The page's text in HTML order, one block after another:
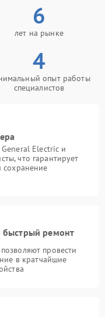
6
лет на рынке
4
опыт работы
специалистов
Electric и
что гарантирует
сохранение
быстрый ремонт
провести
в кратчайшие